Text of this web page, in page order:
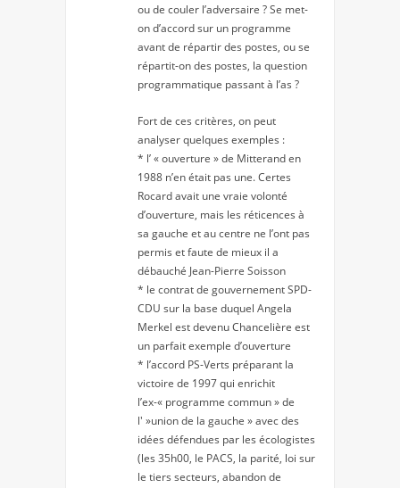
ou de couler l’adversaire ? Se met-
on d’accord sur un programme
avant de répartir des postes, ou se
répartit-on des postes, la question
programmatique passant à l’as ?
Fort de ces critères, on peut
analyser quelques exemples :
* l’ « ouverture » de Mitterand en
1988 n’en était pas une. Certes
Rocard avait une vraie volonté
d’ouverture, mais les réticences à
sa gauche et au centre ne l’ont pas
permis et faute de mieux il a
débauché Jean-Pierre Soisson
* le contrat de gouvernement SPD-
CDU sur la base duquel Angela
Merkel est devenu Chancelière est
un parfait exemple d’ouverture
* l’accord PS-Verts préparant la
victoire de 1997 qui enrichit
l’ex-« programme commun » de
l' »union de la gauche » avec des
idées défendues par les écologistes
(les 35h00, le PACS, la parité, loi sur
le tiers secteurs, abandon de